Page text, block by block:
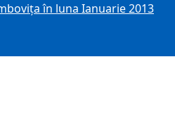
în luna Ianuarie 2013